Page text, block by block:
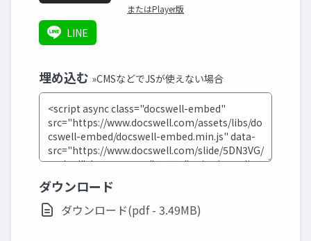
またはPlayer版
LINE
埋め込む »CMSなどでJSが使えない場合
ダウンロード
ダウンロード(pdf - 3.49MB)